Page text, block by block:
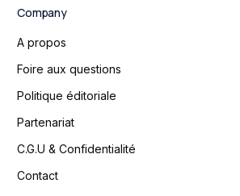
Company
A propos
Foire aux questions
Politique éditoriale
Partenariat
C.G.U & Confidentialité
Contact